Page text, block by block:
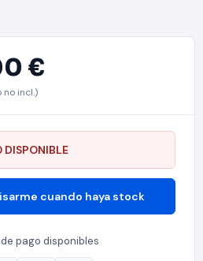
€
no incl.)
DISPONIBLE
cuando haya stock
pago disponibles